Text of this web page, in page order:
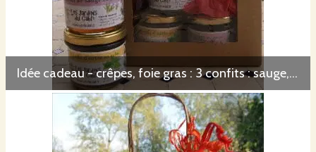
Idée cadeau - crêpes, foie gras : 3 confits : sauge, romarin, ortie